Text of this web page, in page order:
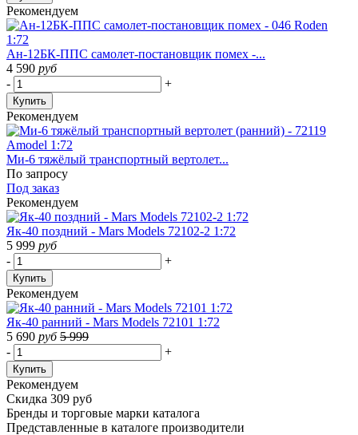
Рекомендуем
Ан-12БК-ППС самолет-постановщик помех -...
4 590 руб
-
+
Купить
Рекомендуем
Ми-6 тяжёлый транспортный вертолет...
По запросу
Под заказ
Рекомендуем
Як-40 поздний - Mars Models 72102-2 1:72
5 999 руб
-
+
Купить
Рекомендуем
Як-40 ранний - Mars Models 72101 1:72
5 690 руб 5 999
-
+
Купить
Рекомендуем
Скидка 309 руб
Бренды и торговые марки каталога
Представленные в каталоге производители